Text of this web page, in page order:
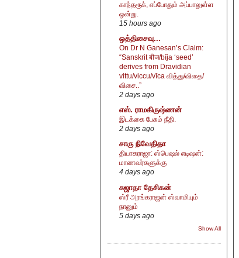
காந்தரூக், எப்போதும் அப்பாலுள்ள
ஒன்று.
15 hours ago
ஒத்திசைவு...
On Dr N Ganesan’s Claim:
“Sanskrit बीज/bīja ‘seed’
derives from Dravidian
vittu/viccu/vīca வித்து/விதை/
விசை..”
2 days ago
எஸ். ராமகிருஷ்ணன்
இடக்கை பேசும் நீதி.
2 days ago
சாரு நிவேதிதா
தியாகராஜா: ஸ்பெஷல் எடிஷன்:
மாணவர்களுக்கு
4 days ago
சுஜாதா தேசிகன்
ஸ்ரீ அரங்கராஜன் ஸ்வாமியும்
நானும்
5 days ago
Show All